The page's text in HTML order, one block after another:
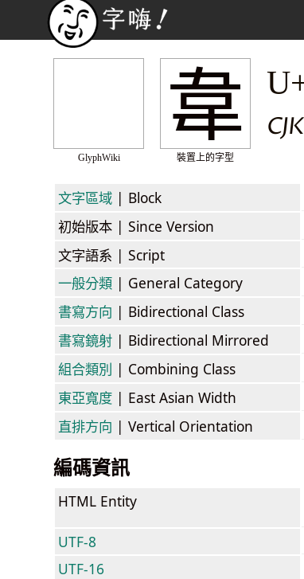
GlyphWiki
韋
裝置上的字型
文字區域 | Block
初始版本 | Since Version
文字語系 | Script
一般分類 | General Category
書寫方向 | Bidirectional Class
書寫鏡射 | Bidirectional Mirrored
組合類別 | Combining Class
東亞寬度 | East Asian Width
直排方向 | Vertical Orientation
編碼資訊
HTML Entity
UTF-8
UTF-16